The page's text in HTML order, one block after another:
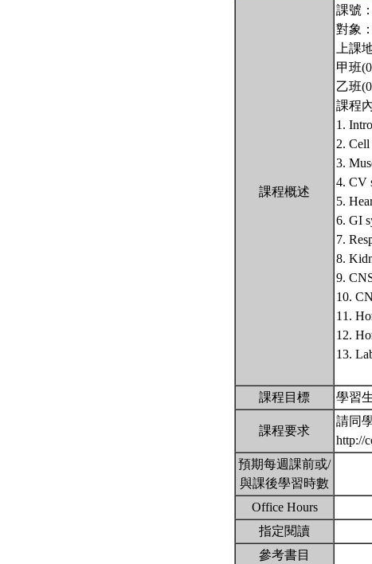
課程概述
課號
對象
上課
甲班
乙班
課程
1.
2.
3.
4. CV
5.
6. GI
7.
8.
9.
10.
11.
12.
13.
課程目標 學習
課程要求
請同
http://
預期每週課前或/
與課後學習時數
Office Hours
指定閱讀
參考書目